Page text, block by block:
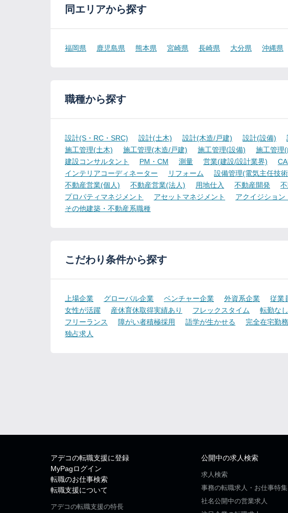
同エリアから探す
福岡県 鹿児島県 熊本県 宮崎県 長崎県 大分県 沖縄県
職種から探す
設計(S・RC・SRC) 設計(土木) 設計(木造/戸建) 設計(設備)
施工管理(土木)
施工管理(木造/戸建) 施工管理(設備) 施工管理
建設コンサルタント
PM・CM 測量 営業(建設/設計業界)
インテリアコーディネーター
リフォーム 設備管理(電気主任技
不動産営業(個人)
不動産営業(法人) 用地仕入 不動産開発
プロパティマネジメント
アセットマネジメント
アクイジション
その他建築・不動産系職種
こだわり条件から探す
上場企業 グローバル企業 ベンチャー企業 外資系企業 従業
女性が活躍
産休育休取得実績あり フレックスタイム 転勤なし
フリーランス
障がい者積極採用 語学が生かせる 完全在宅勤務
独占求人
アデコの転職支援に登録
MyPagログイン
転職のお仕事検索
転職支援について
アデコの転職支援の特長
公開中の求人検索
求人検索
事務の転職求人・お仕事特集
社名公開中の営業求人